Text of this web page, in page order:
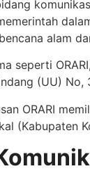
alam
seperti
(UU)
ORARI
(Kabupaten